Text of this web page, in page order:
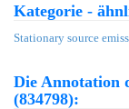
Kategorie -
Stationary source
Die Annotation
(834798):